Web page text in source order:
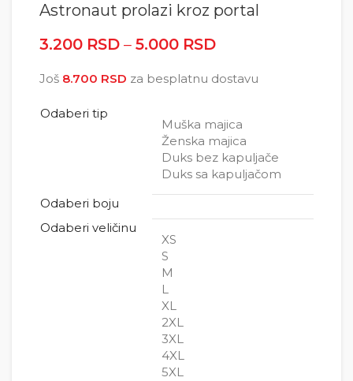
Astronaut prolazi kroz portal
3.200 RSD – 5.000 RSD
5.000 RSD
Još 8.700 RSD za besplatnu dostavu
Odaberi tip
Muška majica
Ženska majica
Duks bez kapuljače
Duks sa kapuljačom
Odaberi boju
Odaberi veličinu
XS
S
M
L
XL
2XL
3XL
4XL
5XL